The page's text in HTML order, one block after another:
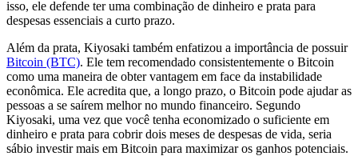
isso, ele defende ter uma combinação de dinheiro e prata para
despesas essenciais a curto prazo.
Além da prata, Kiyosaki também enfatizou a importância de possuir
Bitcoin (BTC). Ele tem recomendado consistentemente o Bitcoin
como uma maneira de obter vantagem em face da instabilidade
econômica. Ele acredita que, a longo prazo, o Bitcoin pode ajudar as
pessoas a se saírem melhor no mundo financeiro. Segundo
Kiyosaki, uma vez que você tenha economizado o suficiente em
dinheiro e prata para cobrir dois meses de despesas de vida, seria
sábio investir mais em Bitcoin para maximizar os ganhos potenciais.